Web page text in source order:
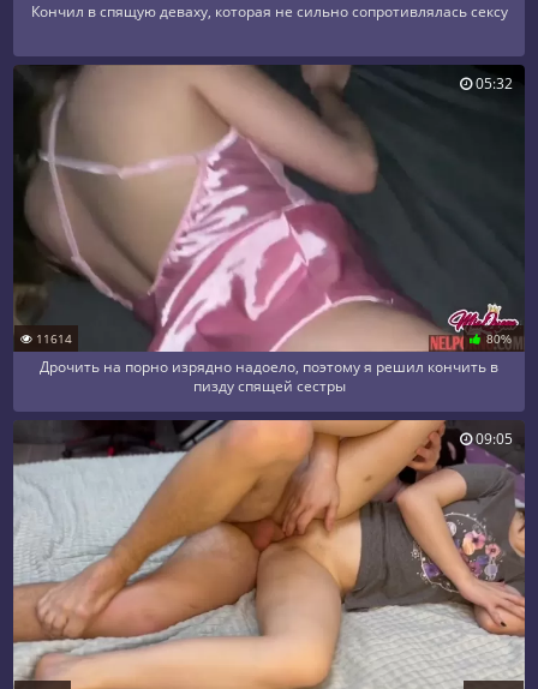
Кончил в спящую деваху, которая не сильно сопротивлялась сексу
11614 80%
Дрочить на порно изрядно надоело, поэтому я решил кончить в
пизду спящей сестры
05:32
09:05